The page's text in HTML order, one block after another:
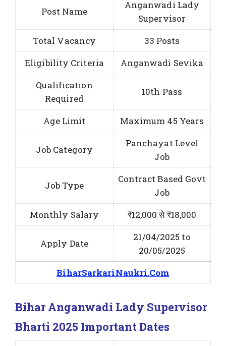
Post Name
Anganwadi Lady
Supervisor
Total Vacancy
33 Posts
Eligibility Criteria
Anganwadi Sevika
Qualification
Required
10th Pass
Age Limit Maximum 45 Years
Job Category
Panchayat Level
Job
Job Type
Contract Based Govt
Job
Monthly Salary
₹12,000 से ₹18,000
Apply Date
21/04/2025 to
20/05/2025
BiharSarkariNaukri.Com
Bihar Anganwadi Lady Supervisor
Bharti 2025 Important Dates